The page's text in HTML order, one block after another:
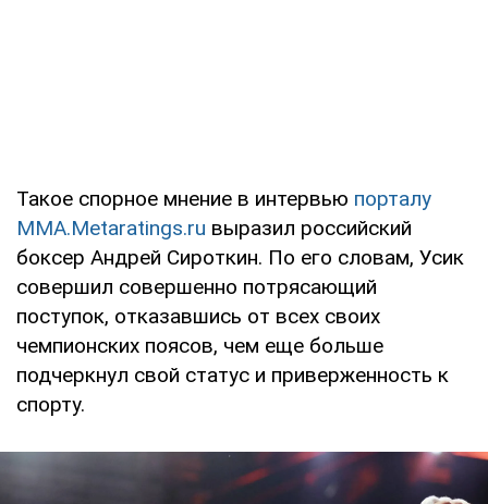
Такое спорное мнение в интервью порталу
MMA.Metaratings.ru выразил российский
боксер Андрей Сироткин. По его словам, Усик
совершил совершенно потрясающий
поступок, отказавшись от всех своих
чемпионских поясов, чем еще больше
подчеркнул свой статус и приверженность к
спорту.